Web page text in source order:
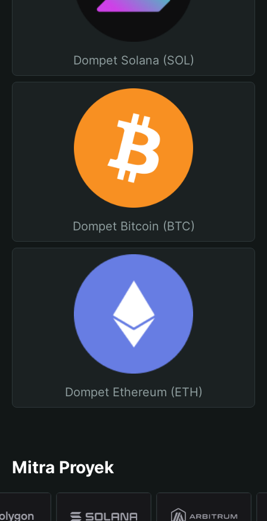
Dompet Solana (SOL)
Dompet Bitcoin (BTC)
Dompet Ethereum (ETH)
Mitra Proyek